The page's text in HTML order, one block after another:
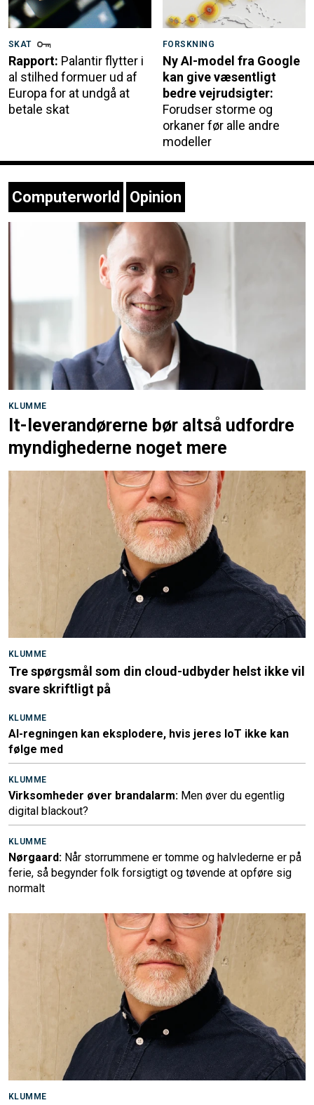
SKAT
Rapport: Palantir flytter i
al stilhed formuer ud af
Europa for at undgå at
betale skat
FORSKNING
Ny AI-model fra Google
kan give væsentligt
bedre vejrudsigter:
Forudser storme og
orkaner før alle andre
modeller
Computerworld Opinion
KLUMME
It-leverandørerne bør altså udfordre
myndighederne noget mere
KLUMME
Tre spørgsmål som din cloud-udbyder helst ikke vil
svare skriftligt på
KLUMME
AI-regningen kan eksplodere, hvis jeres IoT ikke kan
følge med
KLUMME
Virksomheder øver brandalarm: Men øver du egentlig
digital blackout?
KLUMME
Nørgaard: Når storrummene er tomme og halvlederne er på
ferie, så begynder folk forsigtigt og tøvende at opføre sig
normalt
KLUMME